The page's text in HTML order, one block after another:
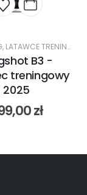
, LATAWCE TRENINGOWE
B3 -
treningowy
2025
zł